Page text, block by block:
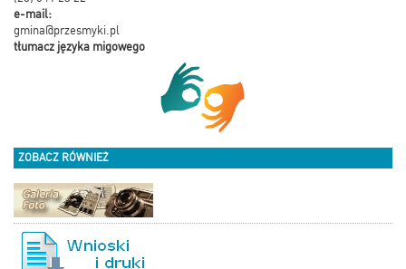
e-mail:
gmina@przesmyki.pl
tłumacz języka migowego
ZOBACZ RÓWNIEŻ